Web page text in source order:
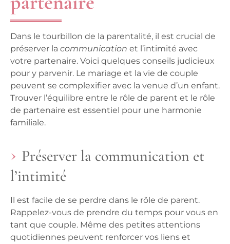
Dans le tourbillon de la parentalité, il est crucial de
préserver la communication et l’intimité avec
votre partenaire. Voici quelques conseils judicieux
pour y parvenir. Le mariage et la vie de couple
peuvent se complexifier avec la venue d’un enfant.
Trouver l’équilibre entre le rôle de parent et le rôle
de partenaire est essentiel pour une harmonie
familiale.
Préserver la communication et
l’intimité
Il est facile de se perdre dans le rôle de parent.
Rappelez-vous de prendre du temps pour vous en
tant que couple. Même des petites attentions
quotidiennes peuvent renforcer vos liens et